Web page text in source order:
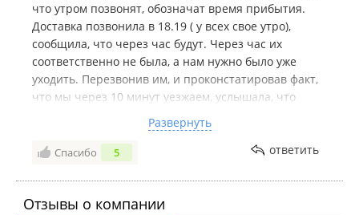
что утром позвонят, обозначат время прибытия.
Доставка позвонила в 18.19 ( у всех свое утро),
сообщила, что через час будут. Через час их
соответственно не была, а нам нужно было уже
уходить. Перезвонив им, и проконстатировав факт,
что мы через 10 минут уезжаем, услышала, что
Комментарий:Заказывали Диван Багама. Диванчик
очень понравилась. Спасибо
Развернуть
Спасибо 5 ответить
Отзывы о компании